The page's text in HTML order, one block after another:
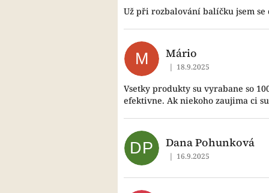
Už při rozbalování balíčku jsem
M Mário
Hodnocení obchodu je 5
| 18.9.2025
Vsetky produkty su vyrabane so
efektivne. Ak niekoho zaujima ci
DP Dana Pohunková
Hodnocení obchodu je 5
| 16.9.2025